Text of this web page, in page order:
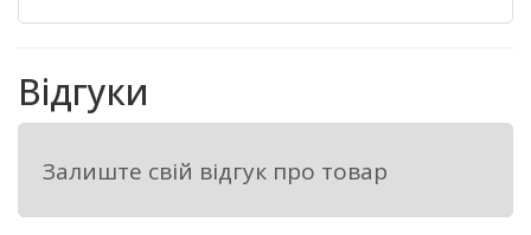
4,0 1,0 0,5 1,0 2,0 1,0 5,0
застосування
(Олійні)на посівах олійних культур
значно підвищує стійкість рослин до
несприятливих погодних умов та
патогенних організмів;
Відгуки
Залиште свій відгук про товар